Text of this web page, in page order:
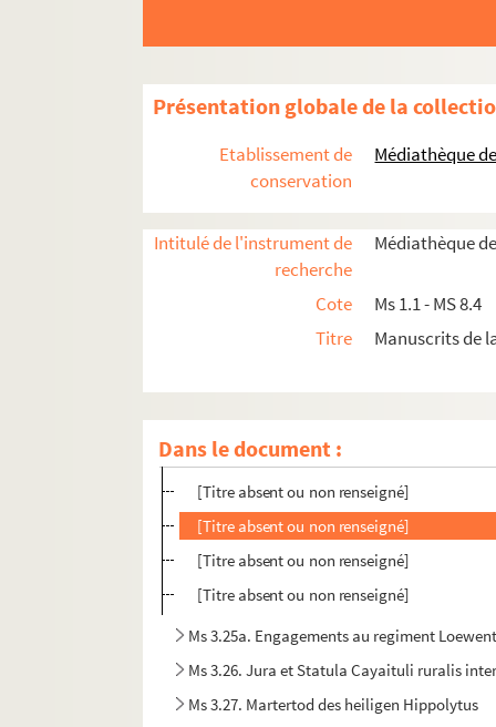
Présentation globale de la
Etablissement de
conservation
Médiathèque
Intitulé de l'instrument de
recherche
Médiathèque
Cote
Ms 1.1 - MS 8.4
Titre
Manuscrits de
Dans le document :
Ms 3.16. Droit de la ville de Strasbourg
Ms 3.18. Notes de François Batt
Ms 3.19. De termino Alsatiae boreali
Ms 3.20. Haguenau 1870
Ms 3.21. Krieg 1914-1915
Ms 3.22. Notes et Œuvres
Ms 3.23. Sermons de Joseph Guerber
Ms 3.25. Imprimerie à Haguenau
[Titre absent ou non renseigné]
[Titre absent ou non renseigné]
[Titre absent ou non renseigné]
[Titre absent ou non renseigné]
[Titre absent ou non renseigné]
Ms 3.25a. Engagements au regiment
Ms 3.26. Jura et Statula Cayaituli ruralis
Ms 3.27. Martertod des heiligen Hippolytus